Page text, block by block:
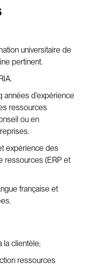
universitaire de
pertinent.
d’expérience
ressources
ou en
expérience des
ressources (ERP et
française et
la clientèle;
ressources